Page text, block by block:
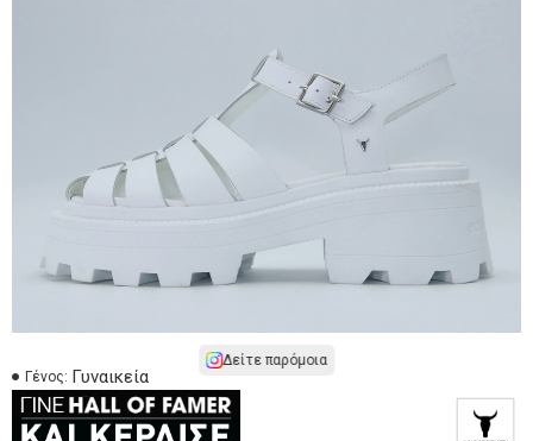
Δείτε παρόμοια
Γένος: Γυναικεία